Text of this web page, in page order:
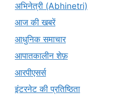
अभिनेत्री (Abhinetri)
आज की खबरें
आधुनिक समाचार
आपातकालीन शेफ़
आरपीएसर्स
इंटरनेट की प्रतिष्ठिता